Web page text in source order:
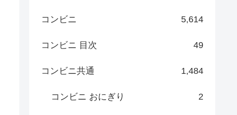
コンビニ 5,614
コンビニ 目次 49
コンビニ共通 1,484
コンビニ おにぎり 2